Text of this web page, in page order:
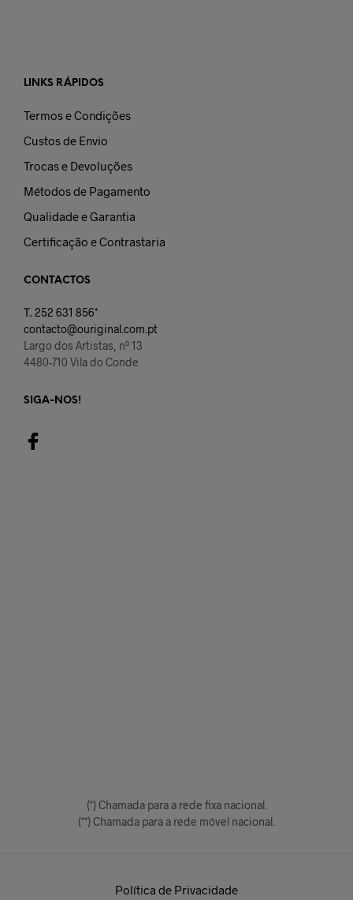
LINKS RÁPIDOS
Termos e Condições
Custos de Envio
Trocas e Devoluções
Métodos de Pagamento
Qualidade e Garantia
Certificação e Contrastaria
CONTACTOS
T. 252 631 856*
contacto@ouriginal.com.pt
Largo dos Artistas, nº 13
4480-710 Vila do Conde
SIGA-NOS!
(*) Chamada para a rede fixa nacional.
(**) Chamada para a rede móvel nacional.
Política de Privacidade